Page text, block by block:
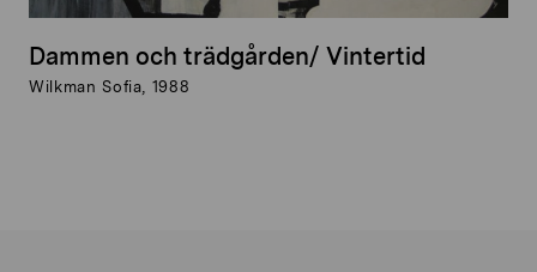
Dammen och trädgården/ Vintertid
Wilkman Sofia, 1988